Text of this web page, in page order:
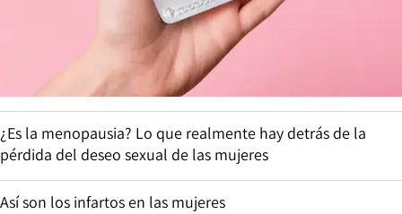
¿Es la menopausia? Lo que realmente hay detrás de la
pérdida del deseo sexual de las mujeres
Así son los infartos en las mujeres